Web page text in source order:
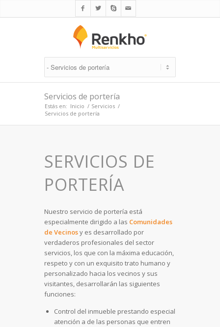
   ✉
Servicios de portería
Estás en: Inicio / Servicios /
Servicios de portería
SERVICIOS DE
PORTERÍA
Nuestro servicio de portería está
especialmente dirigido a las Comunidades
de Vecinosy es desarrollado por
verdaderos profesionales del sector
servicios, los que con la máxima educación,
respeto y con un exquisito trato humano y
personalizado hacia los vecinos y sus
visitantes, desarrollarán las siguientes
funciones:
Control del inmueble prestando especial
atención a de las personas que entren